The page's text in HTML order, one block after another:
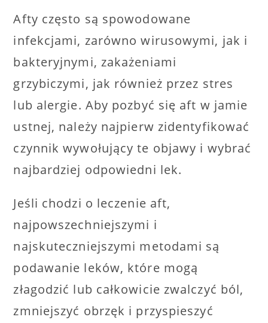
Afty często są spowodowane
infekcjami, zarówno wirusowymi, jak i
bakteryjnymi, zakażeniami
grzybiczymi, jak również przez stres
lub alergie. Aby pozbyć się aft w jamie
ustnej, należy najpierw zidentyfikować
czynnik wywołujący te objawy i wybrać
najbardziej odpowiedni lek.
Jeśli chodzi o leczenie aft,
najpowszechniejszymi i
najskuteczniejszymi metodami są
podawanie leków, które mogą
złagodzić lub całkowicie zwalczyć ból,
zmniejszyć obrzęk i przyspieszyć